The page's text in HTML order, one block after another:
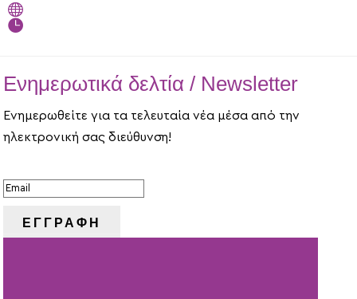


Ενημερωτικά δελτία / Newsletter
Ενημερωθείτε για τα τελευταία νέα μέσα από την
ηλεκτρονική σας διεύθυνση!
ΕΓΓΡΑΦΗ